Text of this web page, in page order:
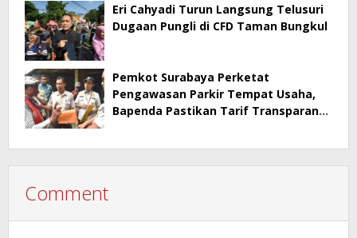
Eri Cahyadi Turun Langsung Telusuri
Dugaan Pungli di CFD Taman Bungkul
Pemkot Surabaya Perketat
Pengawasan Parkir Tempat Usaha,
Bapenda Pastikan Tarif Transparan
Comment